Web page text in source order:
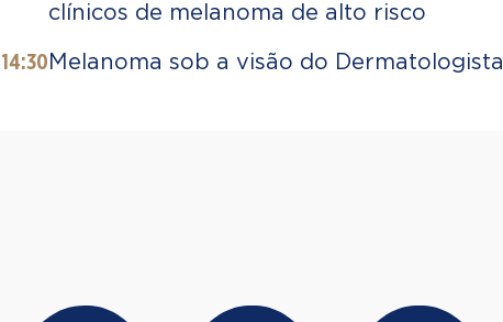
clínicos de melanoma de alto risco
14:30 Melanoma sob a visão do Dermatologista